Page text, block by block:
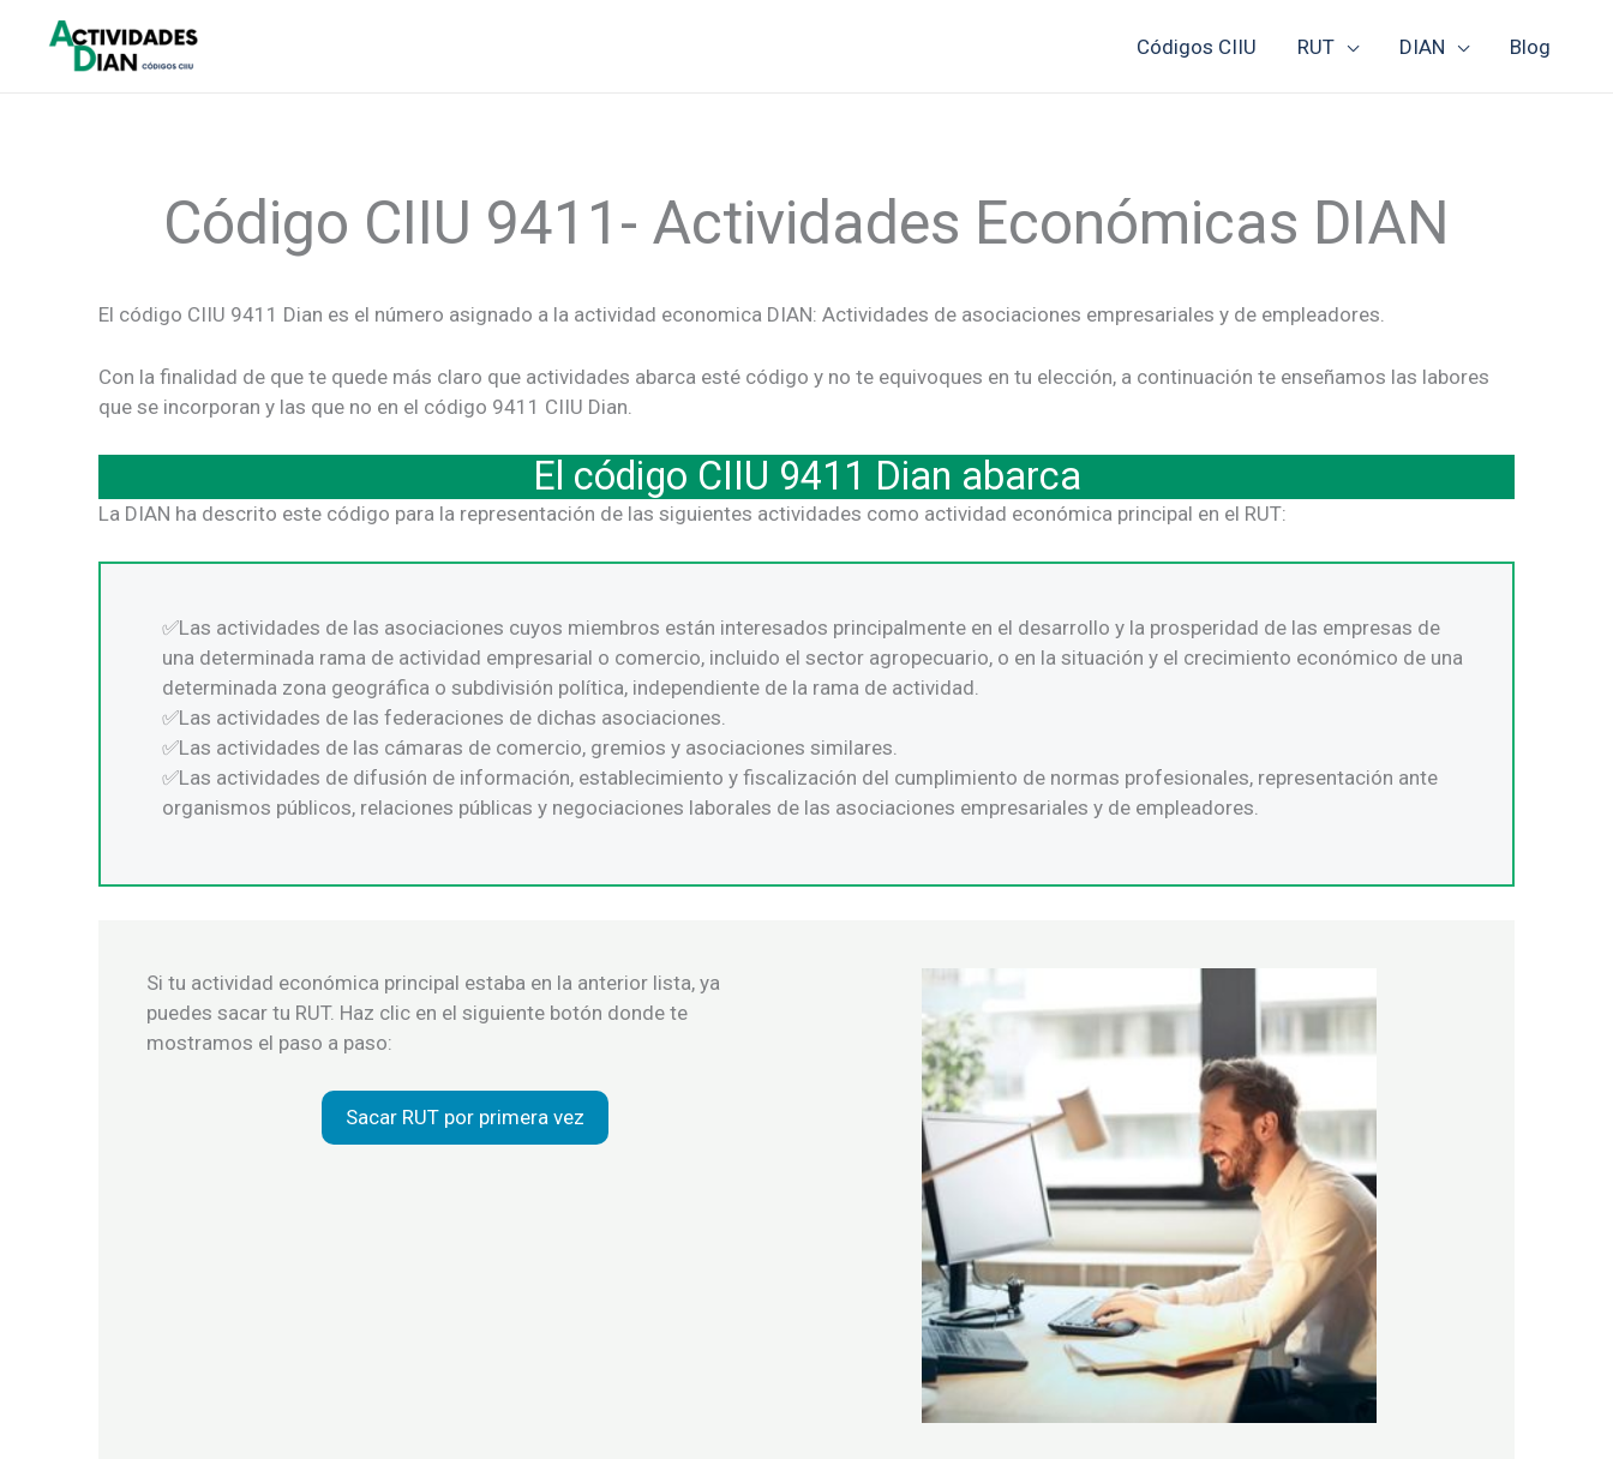
contenido
Códigos CIIU RUT DIAN Blog
Código CIIU 9411- Actividades Económicas DIAN
El código CIIU 9411 Dian es el número asignado a la actividad economica DIAN: Actividades de asociaciones empresariales y de empleadores.
Con la finalidad de que te quede más claro que actividades abarca esté código y no te equivoques en tu elección, a continuación te enseñamos las labores
que se incorporan y las que no en el código 9411 CIIU Dian.
El código CIIU 9411 Dian abarca
La DIAN ha descrito este código para la representación de las siguientes actividades como actividad económica principal en el RUT:
Las actividades de las asociaciones cuyos miembros están interesados principalmente en el desarrollo y la prosperidad de las empresas de
una determinada rama de actividad empresarial o comercio, incluido el sector agropecuario, o en la situación y el crecimiento económico de una
determinada zona geográfica o subdivisión política, independiente de la rama de actividad.
Las actividades de las federaciones de dichas asociaciones.
Las actividades de las cámaras de comercio, gremios y asociaciones similares.
Las actividades de difusión de información, establecimiento y fiscalización del cumplimiento de normas profesionales, representación ante
organismos públicos, relaciones públicas y negociaciones laborales de las asociaciones empresariales y de empleadores.
Si tu actividad económica principal estaba en la anterior lista, ya
puedes sacar tu RUT. Haz clic en el siguiente botón donde te
mostramos el paso a paso:
Sacar RUT por primera vez